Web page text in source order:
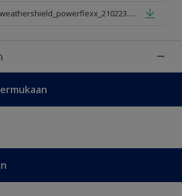
a919_dulux_weathershield_powerflexx_210223.pdf